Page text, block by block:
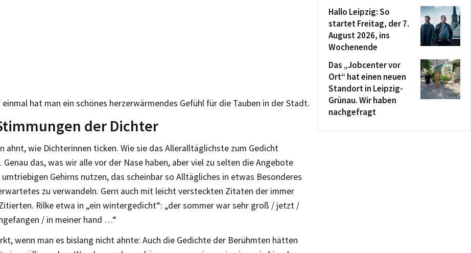
einmal hat man ein schönes herzerwärmendes Gefühl für die Tauben in der Stadt.
der Dichter
ahnt, wie Dichterinnen ticken. Wie sie das Alleralltäglichste zum Gedicht
Genau das, was wir alle vor der Nase haben, aber viel zu selten die Angebote
umtriebigen Gehirns nutzen, das scheinbar so Alltägliches in etwas Besonderes
zu verwandeln. Gern auch mit leicht versteckten Zitaten der immer
Rilke etwa in „ein wintergedicht“: „der sommer war sehr groß / jetzt /
/ in meiner hand …“
wenn man es bislang nicht ahnte: Auch die Gedichte der Berühmten hätten
Hallo Leipzig: So
startet Freitag, der 7.
August 2026, ins
Wochenende
Das „Jobcenter vor
Ort“ hat einen neuen
Standort in Leipzig-
Grünau. Wir haben
nachgefragt